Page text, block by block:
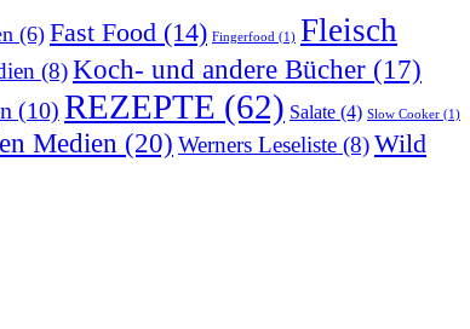
(6) Fast Food (14) Fingerfood (1) Fleisch
(8)Koch- und andere Bücher (17)
(10) REZEPTE (62) Salate (4) Slow Cooker (1)
Medien (20) Werners Leseliste (8)Wild